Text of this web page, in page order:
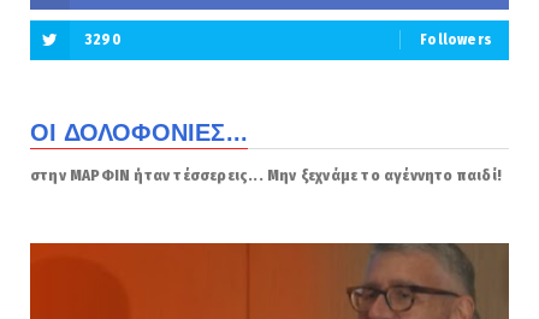
3290 Followers
ΟΙ ΔΟΛΟΦΟΝΙΕΣ...
στην ΜΑΡΦΙΝ ήταν τέσσερεις... Μην ξεχνάμε το αγέννητο παιδί!